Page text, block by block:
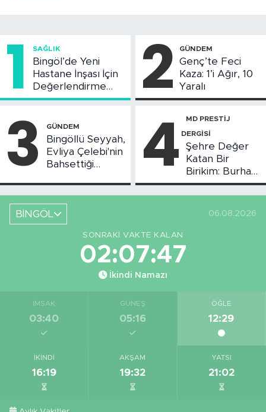
1 SAĞLIK
Bingöl’de Yeni
Hastane İnşası İçin
Değerlendirme
Toplantısı Yapıldı
2 GÜNDEM
Genç’te Feci
Kaza: 1’i Ağır, 10
Yaralı
3 GÜNDEM
Bingöllü Seyyah,
Evliya Çelebi'nin
Bahsettiği
4 MD PRESTİJ
DERGİSİ
Şehre Değer
Katan Bir
Birikim: Burhan
Arıkız
BİNGÖL 06.08.2026
SONRAKI VAKTE KALAN
02:07:46
İkindi Namazı
İMSAK
03:40
GÜNEŞ
05:16
ÖĞLE
12:29
İKINDI
16:19
AKŞAM
19:32
YATSI
21:02